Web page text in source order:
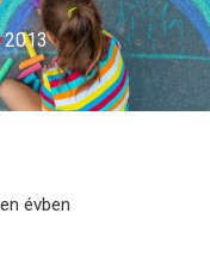
2013
évben